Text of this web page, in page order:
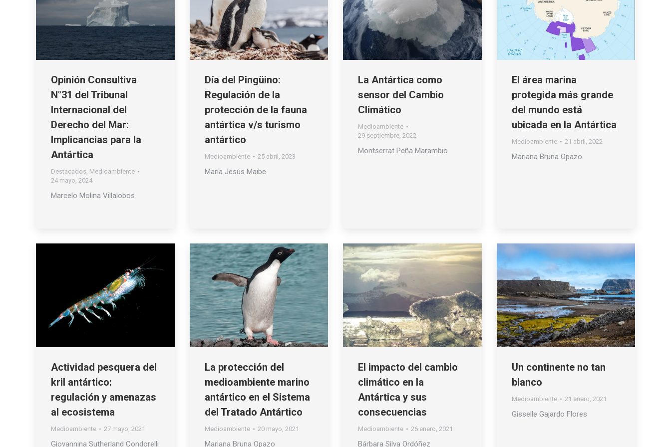
Opinión Consultiva
N°31 del Tribunal
Internacional del
Derecho del Mar:
Implicancias para la
Antártica
Destacados, Medioambiente
24 mayo, 2024
Marcelo Molina Villalobos
Día del Pingüino:
Regulación de la
protección de la fauna
antártica v/s turismo
antártico
Medioambiente 25 abril, 2023
María Jesús Maibe
La Antártica como
sensor del Cambio
Climático
Medioambiente
29 septiembre, 2022
Montserrat Peña Marambio
El área marina
protegida más grande
del mundo está
ubicada en la Antártica
Medioambiente 21 abril, 2022
Mariana Bruna Opazo
Actividad pesquera del
kril antártico:
regulación y amenazas
al ecosistema
Medioambiente 27 mayo, 2021
Giovannina Sutherland Condorelli
La protección del
medioambiente marino
antártico en el Sistema
del Tratado Antártico
Medioambiente 20 mayo, 2021
Mariana Bruna Opazo
El impacto del cambio
climático en la
Antártica y sus
consecuencias
Medioambiente 26 enero, 2021
Bárbara Silva Ordóñez
Un continente no tan
blanco
Medioambiente 21 enero, 2021
Gisselle Gajardo Flores